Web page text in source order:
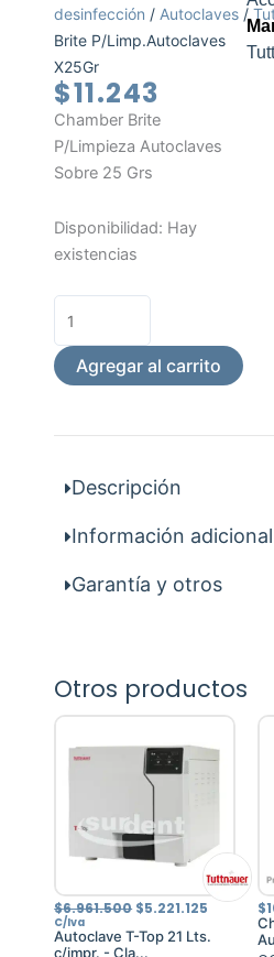
desinfección / Autoclaves /
Brite P/Limp.Autoclaves
X25Gr
$11.243
Chamber Brite
P/Limpieza Autoclaves
Sobre 25 Grs
Disponibilidad: Hay
existencias
Chamber
Brite
cantidad
Agregar al carrito
Descripción
Información adicional
Garantía y otros
Otros productos
$6.961.500 El
precio
original
era:
$5.221.125
es:
C/Iva
Autoclave T-Top 21 Lts.
c/impr. - Cla...
$